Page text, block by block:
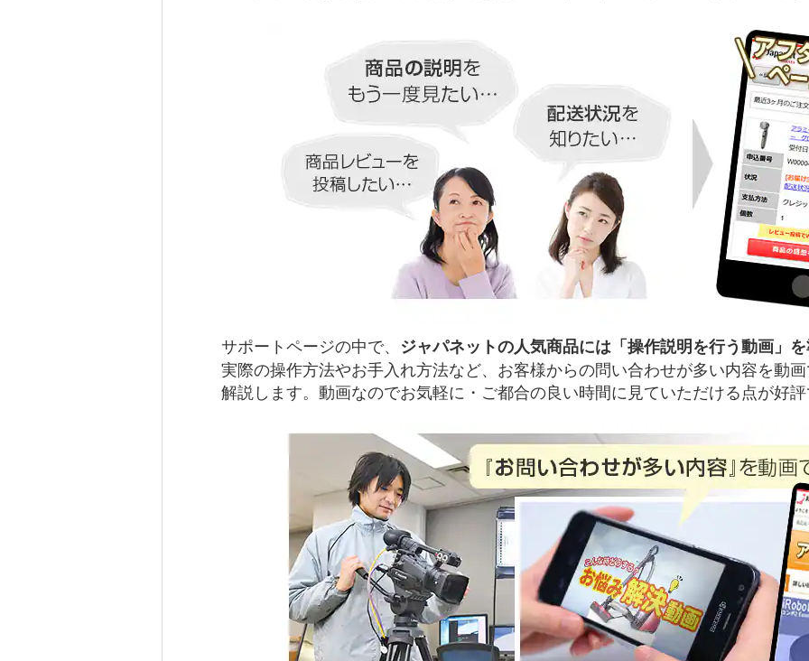
サポートページの中で、 ジャパネットの人気商品には「操作説明を行う動画」
実際の操作方法やお手入れ方法など、お客様からの問い合わせが多い内容を動
解説します。動画なのでお気軽に・ご都合の良い時間に見ていただける点が好